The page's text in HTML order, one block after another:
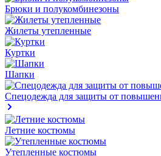
Брюки и полукомбинезоны
Жилеты утепленные
Куртки
Шапки
Спецодежда для защиты от
Летние костюмы
Утепленные костюмы